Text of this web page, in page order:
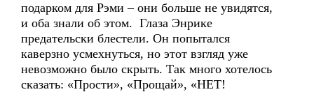
подарком для Рэми – они больше не увидятся,
и оба знали об этом. Глаза Энрике
предательски блестели. Он попытался
каверзно усмехнуться, но этот взгляд уже
невозможно было скрыть. Так много хотелось
сказать: «Прости», «Прощай», «НЕТ!